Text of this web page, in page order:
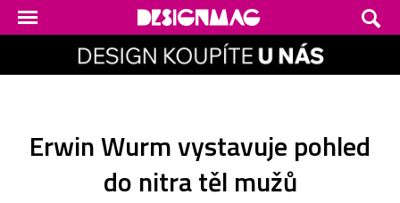
Erwin Wurm vystavuje pohled
do nitra těl mužů